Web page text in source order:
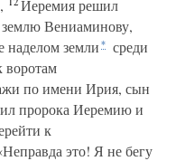
Иеремия решил
Вениаминову,
наделом земли *
среди
по имени Ирия, сын
пророка Иеремию и
к
это! Я не бегу